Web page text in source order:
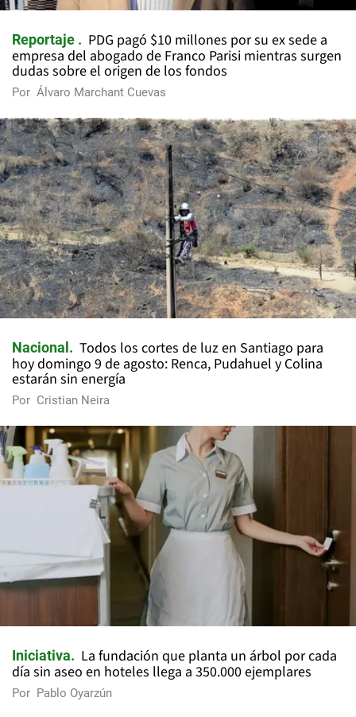
Reportaje
PDG pagó $10 millones por su ex sede a
empresa del abogado de Franco Parisi mientras surgen
dudas sobre el origen de los fondos
Por Álvaro Marchant Cuevas
Nacional
Todos los cortes de luz en Santiago para
hoy domingo 9 de agosto: Renca, Pudahuel y Colina
estarán sin energía
Por Cristian Neira
Iniciativa
La fundación que planta un árbol por cada
día sin aseo en hoteles llega a 350.000 ejemplares
Por Pablo Oyarzún